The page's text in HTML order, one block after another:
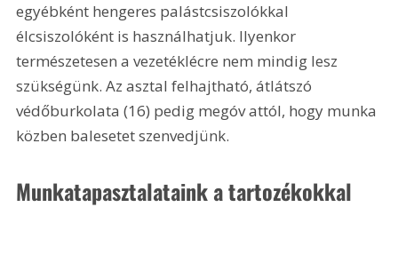
egyébként hengeres palástcsiszolókkal
élcsiszolóként is használhatjuk. Ilyenkor
természetesen a vezetéklécre nem mindig lesz
szükségünk. Az asztal felhajtható, átlátszó
védőburkolata (16) pedig megóv attól, hogy munka
közben balesetet szenvedjünk.
Munkatapasztalataink a tartozékokkal